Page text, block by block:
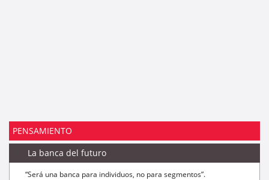
PENSAMIENTO
La banca del futuro
“Será una banca para individuos, no para segmentos”.